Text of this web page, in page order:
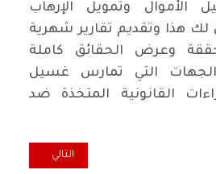
الأموال وتمويل الإرهاب
لك هذا وتقديم تقارير شهرية
وعرض الحقائق كاملة
التي تمارس غسيل
القانونية المتخذة ضد
العفوية والتنظي المقال التالي:
التالي